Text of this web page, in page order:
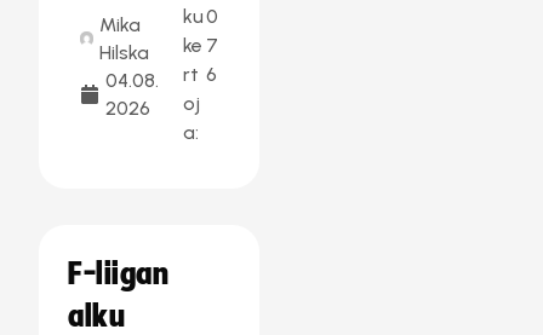
Mika
Hilska
04.08.
2026
ku
ke
rt
oj
a:
0
7
6
F-liigan
alku